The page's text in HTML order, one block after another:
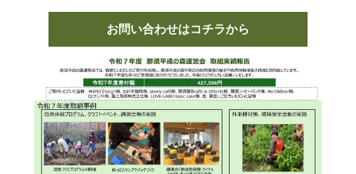
お問い合わせはコチラから